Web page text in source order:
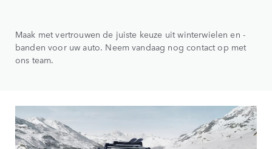
Maak met vertrouwen de juiste keuze uit winterwielen en -
banden voor uw auto. Neem vandaag nog contact op met
ons team.